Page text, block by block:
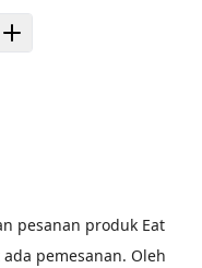
pesanan produk Eat
pemesanan. Oleh